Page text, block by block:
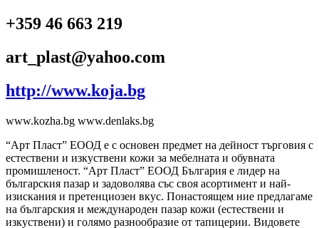
+359 46 663 219
art_plast@yahoo.com
http://www.koja.bg
www.kozha.bg www.denlaks.bg
“Арт Пласт” ЕООД е с основен предмет на дейност търговия с
естествени и изкуствени кожи за мебелната и обувната
промишленост. “Арт Пласт” ЕООД България е лидер на
българския пазар и задоволява със своя асортимент и най-
изискания и претенциозен вкус. Понастоящем ние предлагаме
на българския и международен пазар кожи (естествени и
изкуствени) и голямо разнообразие от тапицерии. Видовете